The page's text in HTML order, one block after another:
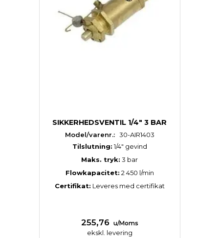
SIKKERHEDSVENTIL 1/4" 3 BAR
Model/varenr.: 30-AIR1403
Tilslutning:1/4″ gevind
Maks. tryk: 3 bar
Flowkapacitet: 2 450 l/min
Certifikat: Leveres med certifikat
255,76 u/Moms
ekskl. levering